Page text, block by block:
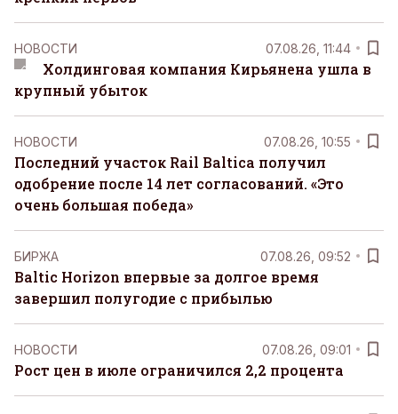
НОВОСТИ 07.08.26, 11:44
Холдинговая компания Кирьянена ушла в
крупный убыток
НОВОСТИ 07.08.26, 10:55
Последний участок Rail Baltica получил
одобрение после 14 лет согласований. «Это
очень большая победа»
БИРЖА 07.08.26, 09:52
Baltic Horizon впервые за долгое время
завершил полугодие с прибылью
НОВОСТИ 07.08.26, 09:01
Рост цен в июле ограничился 2,2 процента